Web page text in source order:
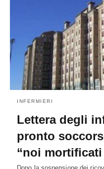
INFERMIERI
Lettera degli
pronto
“noi mortificati